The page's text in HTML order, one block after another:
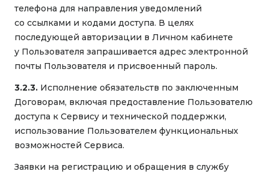
телефона для направления уведомлений
со ссылками и кодами доступа. В целях
последующей авторизации в Личном кабинете
у Пользователя запрашивается адрес электронной
почты Пользователя и присвоенный пароль.
3.2.3. Исполнение обязательств по заключенным
Договорам, включая предоставление Пользователю
доступа к Сервису и технической поддержки,
использование Пользователем функциональных
возможностей Сервиса.
Заявки на регистрацию и обращения в службу